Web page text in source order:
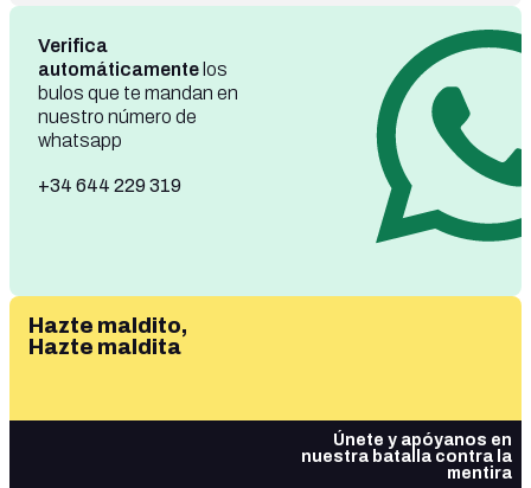
Verifica
automáticamente los
bulos que te mandan en
nuestro número de
whatsapp
+34 644 229 319
Hazte maldito,
Hazte maldita
Únete y apóyanos en
nuestra batalla contra la
mentira